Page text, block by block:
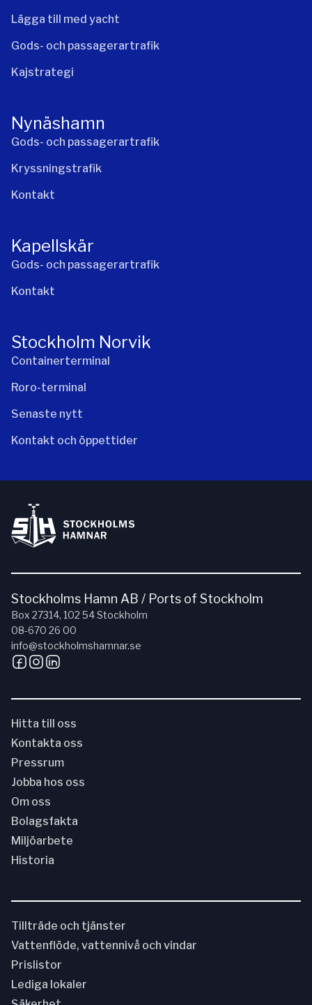
Lägga till med yacht
Gods- och passagerartrafik
Kajstrategi
Nynäshamn
Gods- och passagerartrafik
Kryssningstrafik
Kontakt
Kapellskär
Gods- och passagerartrafik
Kontakt
Stockholm Norvik
Containerterminal
Roro-terminal
Senaste nytt
Kontakt och öppettider
Stockholms Hamn AB / Ports of Stockholm
Box 27314, 102 54 Stockholm
08-670 26 00
info@stockholmshamnar.se
Hitta till oss
Kontakta oss
Pressrum
Jobba hos oss
Om oss
Bolagsfakta
Miljöarbete
Historia
Tillträde och tjänster
Vattenflöde, vattennivå och vindar
Prislistor
Lediga lokaler